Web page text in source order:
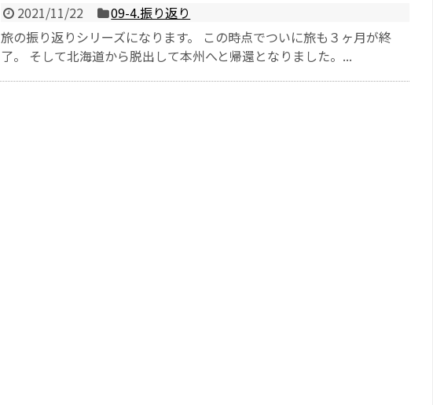
2021/11/22
09-4.振り返り
旅の振り返りシリーズになります。 この時点でついに旅も３ヶ月が終
了。 そして北海道から脱出して本州へと帰還となりました。...